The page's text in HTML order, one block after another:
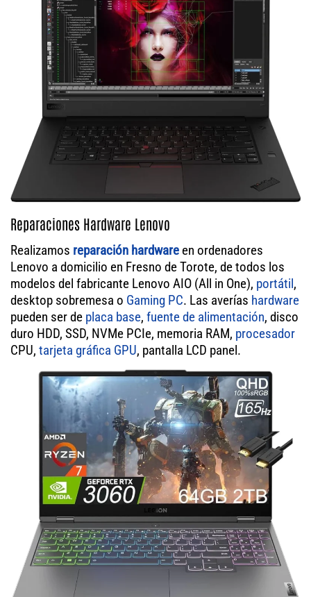
Reparaciones Hardware Lenovo
Realizamos reparación hardware en ordenadores
Lenovo a domicilio en Fresno de Torote, de todos los
modelos del fabricante Lenovo AIO (All in One), portátil,
desktop sobremesa o Gaming PC. Las averías hardware
pueden ser de placa base, fuente de alimentación, disco
duro HDD, SSD, NVMe PCIe, memoria RAM, procesador
CPU, tarjeta gráfica GPU, pantalla LCD panel.